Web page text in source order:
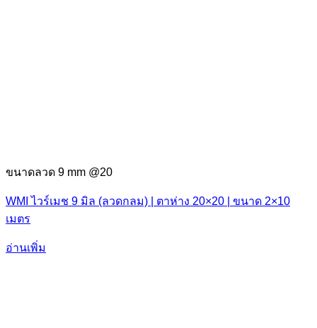
ขนาดลวด 9 mm @20
WMI ไวร์เมช 9 มิล (ลวดกลม) | ตาห่าง 20×20 | ขนาด 2×10
เมตร
อ่านเพิ่ม